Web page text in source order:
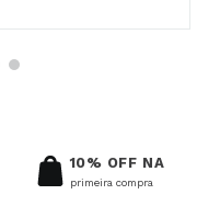
10% OFF NA
primeira compra